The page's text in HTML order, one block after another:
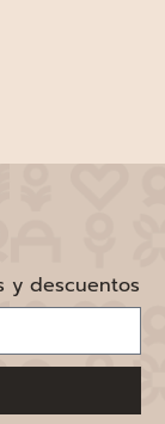
y descuentos